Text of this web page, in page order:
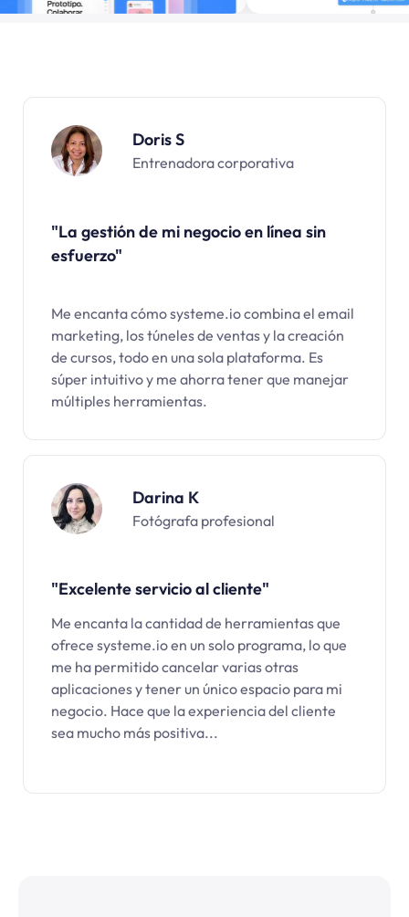
Doris S
Entrenadora corporativa
"La gestión de mi negocio en línea sin
esfuerzo"
Me encanta cómo systeme.io combina el email
marketing, los túneles de ventas y la creación
de cursos, todo en una sola plataforma. Es
súper intuitivo y me ahorra tener que manejar
múltiples herramientas.
Darina K
Fotógrafa profesional
"Excelente servicio al cliente"
Me encanta la cantidad de herramientas que
ofrece systeme.io en un solo programa, lo que
me ha permitido cancelar varias otras
aplicaciones y tener un único espacio para mi
negocio. Hace que la experiencia del cliente
sea mucho más positiva...